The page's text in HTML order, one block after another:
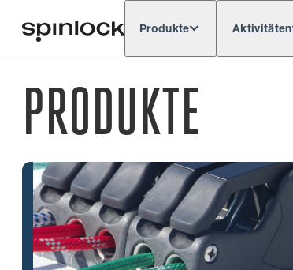
Produkte Aktivitäten
PRODUKTE